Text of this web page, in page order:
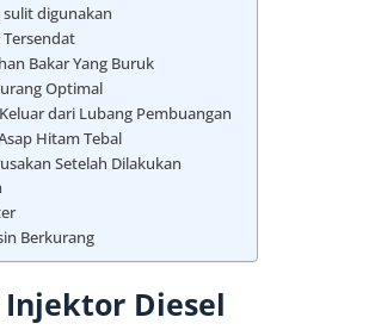
sulit digunakan
Bakar Yang Buruk
Optimal
dari Lubang Pembuangan
Hitam Tebal
Setelah Dilakukan
Berkurang
Diesel